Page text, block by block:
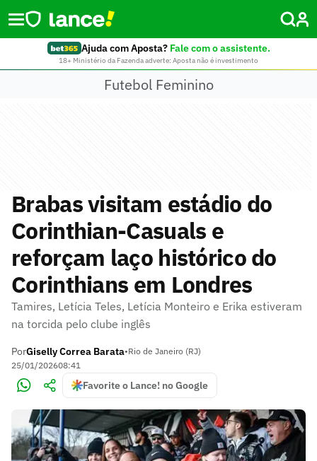
Ajuda com Aposta? Fale com o assistente.
18+ Ministério da Fazenda adverte: Aposta não é investimento
Futebol Feminino
Brabas visitam estádio do
Corinthian-Casuals e
reforçam laço histórico do
Corinthians em Londres
Tamires, Letícia Teles, Letícia Monteiro e Erika estiveram
na torcida pelo clube inglês
PorGiselly Correa Barata•Rio de Janeiro (RJ)
25/01/202608:41
Favorite o Lance! no Google